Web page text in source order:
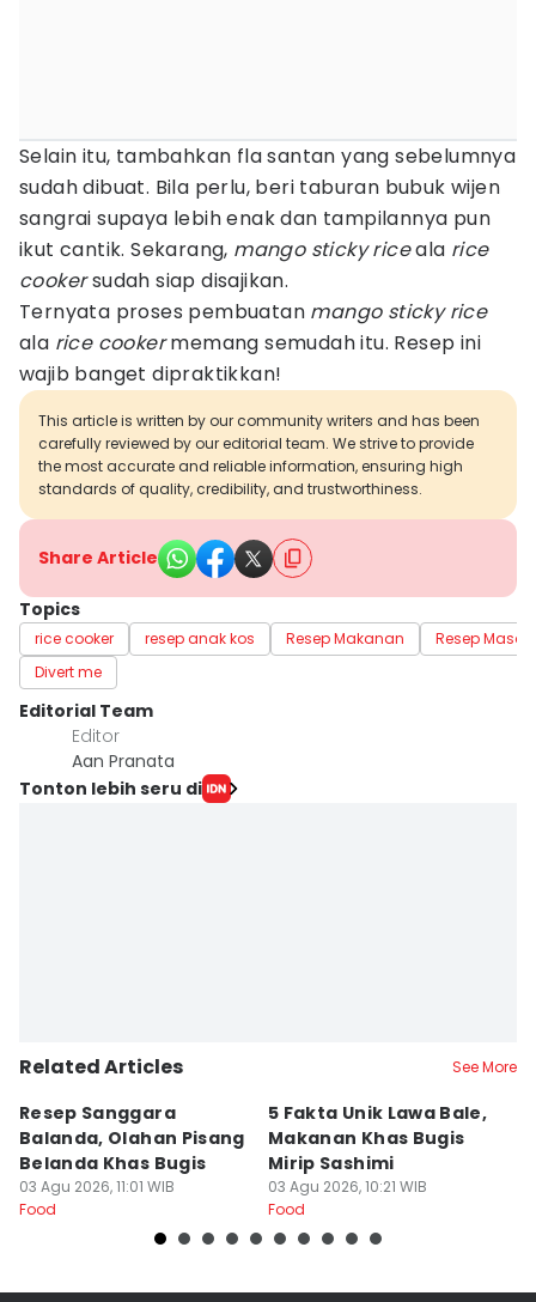
Selain itu, tambahkan fla santan yang sebelumnya
sudah dibuat. Bila perlu, beri taburan bubuk wijen
sangrai supaya lebih enak dan tampilannya pun
ikut cantik. Sekarang, mango sticky riceala rice
cookersudah siap disajikan.
Ternyata proses pembuatan mango sticky rice
ala rice cookermemang semudah itu. Resep ini
wajib banget dipraktikkan!
This article is written by our community writers and has been
carefully reviewed by our editorial team. We strive to provide
the most accurate and reliable information, ensuring high
standards of quality, credibility, and trustworthiness.
Share Article
Topics
rice cooker resep anak kos Resep Makanan
Resep
Divert me
Editorial Team
Editor
Aan Pranata
Tonton lebih seru di
Related Articles See More
Resep Sanggara
Balanda, Olahan Pisang
Belanda Khas Bugis
03 Agu 2026, 11:01 WIB
Food
5 Fakta Unik Lawa Bale,
Makanan Khas Bugis
Mirip Sashimi
03 Agu 2026, 10:21 WIB
Food